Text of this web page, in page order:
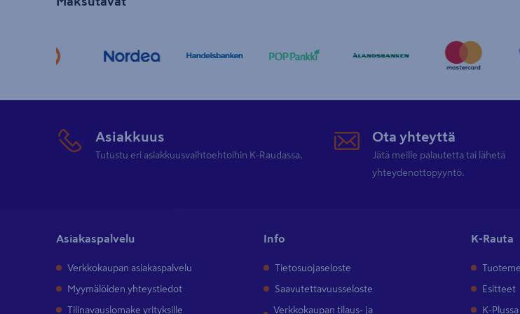
Asiakkuus
Tutustu eri asiakkuusvaihtoehtoihin K-Raudassa.
Ota yhteyttä
Jätä meille palautetta tai lähetä
yhteydenottopyyntö.
Asiakaspalvelu
Verkkokaupan asiakaspalvelu
Myymälöiden yhteystiedot
Tilinavauslomake yrityksille
Info
Tietosuojaseloste
Saavutettavuusseloste
Verkkokaupan tilaus- ja
K-Rauta
Esitteet
K-Plussa